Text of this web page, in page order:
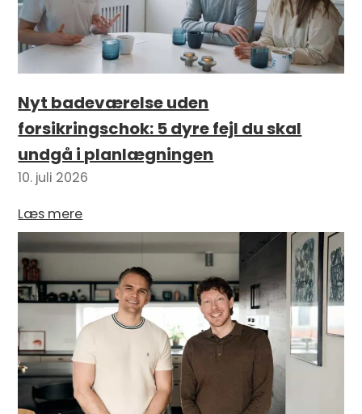
Nyt badeværelse uden
forsikringschok: 5 dyre fejl du skal
undgå i planlægningen
10. juli 2026
Læs mere